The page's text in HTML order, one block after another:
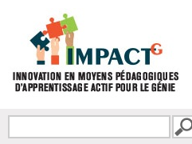
FORMULAIRE DE